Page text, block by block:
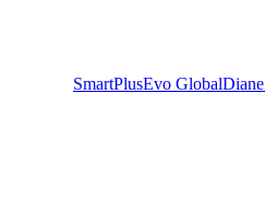
Evo GlobalDiane